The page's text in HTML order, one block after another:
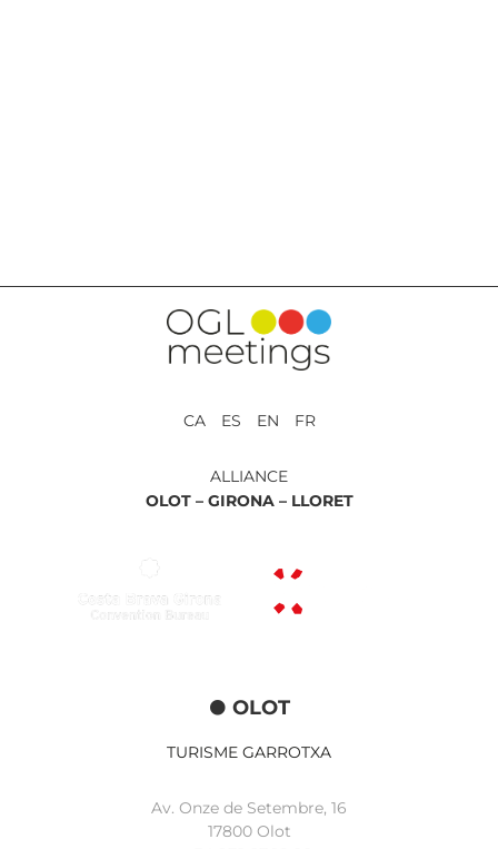
CA ES EN FR
ALLIANCE
OLOT – GIRONA – LLORET
OLOT
TURISME GARROTXA
Av. Onze de Setembre, 16
17800 Olot